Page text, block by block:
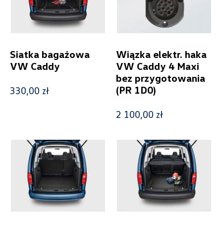
Kolekcje
Status
Nowość
Pokaż tylko dostępne
Siatka bagażowa
VW Caddy
330,00 zł
Wiązka elektr. haka
VW Caddy 4 Maxi
bez przygotowania
(PR 1D0)
2 100,00 zł